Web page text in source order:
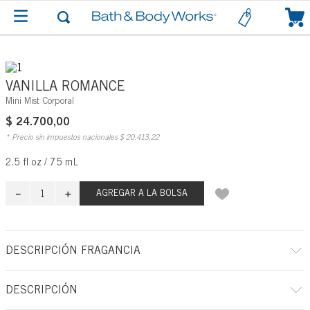
0
VANILLA ROMANCE
Mini Mist Corporal
$ 24.700,00
* Precio sin impuestos nacionales $ 20.413, 22
2.5 fl oz / 75 mL
＋
－ AGREGAR A LA BOLSA
DESCRIPCIÓN FRAGANCIA
A qué huele: una carta de amor a un ingrediente de moda pero atemporal.
DESCRIPCIÓN